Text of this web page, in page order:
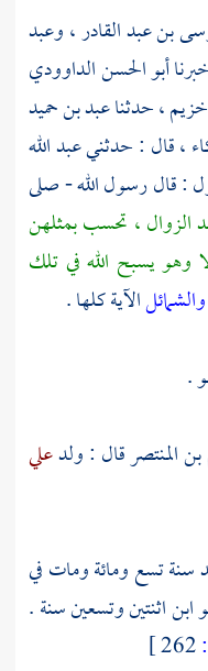
بن عبد القادر،وعبد
أبو الحسن الداوودي
، حدثناعبد بن حميد
، قال : حدثنيعبد الله
: قال رسول الله - صلى
الزوال ، تحسب بمثلهن
يسبح الله في تلك
الآية كلها .
.
بن المنتصرقال : ولدعلي
سنة تسع ومائة ومات في
اثنتين وتسعين سنة .